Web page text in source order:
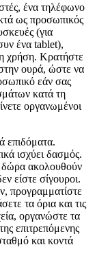
ένα τηλέφωνο
ως προσωπικός
(για
ένα tablet),
χρήση. Κρατήστε
ουρά, ώστε να
εάν σας
κατά τη
οργανωμένοι
επιδόματα.
ισχύει δασμός.
δώρα ακολουθούν
είστε σίγουροι.
προγραμματίστε
τα όρια και τις
οργανώστε τα
επιτρεπόμενης
και κοντά